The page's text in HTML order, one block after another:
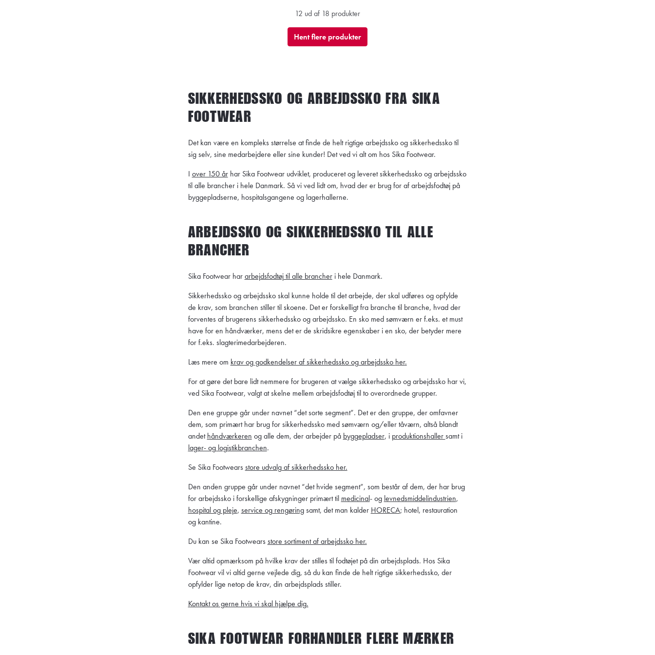
12 ud af 18 produkter
Hent flere produkter
SIKKERHEDSSKO OG ARBEJDSSKO FRA SIKA
FOOTWEAR
Det kan være en kompleks størrelse at finde de helt rigtige arbejdssko og sikkerhedssko til
sig selv, sine medarbejdere eller sine kunder! Det ved vi alt om hos Sika Footwear.
I over 150 århar Sika Footwear udviklet, produceret og leveret sikkerhedssko og arbejdssko
til alle brancher i hele Danmark. Så vi ved lidt om, hvad der er brug for af arbejdsfodtøj på
byggepladserne, hospitalsgangene og lagerhallerne.
ARBEJDSSKO OG SIKKERHEDSSKO TIL ALLE
BRANCHER
Sika Footwear hararbejdsfodtøj til alle brancheri hele Danmark.
Sikkerhedssko og arbejdssko skal kunne holde til det arbejde, der skal udføres og opfylde
de krav, som branchen stiller til skoene. Det er forskelligt fra branche til branche, hvad der
forventes af brugerens sikkerhedssko og arbejdssko. En sko med sømværn er f.eks. et must
have for en håndværker, mens det er de skridsikre egenskaber i en sko, der betyder mere
for f.eks. slagterimedarbejderen.
Læs mere om krav og godkendelser af sikkerhedssko og arbejdssko her.
For at gøre det bare lidt nemmere for brugeren at vælge sikkerhedssko og arbejdssko har vi,
ved Sika Footwear, valgt at skelne mellem arbejdsfodtøj til to overordnede grupper.
Den ene gruppe går under navnet “det sorte segment”. Det er den gruppe, der omfavner
dem, som primært har brug for sikkerhedssko med sømværn og/eller tåværn, altså blandt
andethåndværkeren og alle dem, der arbejder på byggepladser, i produktionshallersamt i
lager- og logistikbranchen.
Se Sika Footwearsstore udvalg af sikkerhedssko her.
Den anden gruppe går under navnet “det hvide segment”, som består af dem, der har brug
for arbejdssko i forskellige afskygninger primært til medicinal- og levnedsmiddelindustrien,
hospital og pleje, service og rengøringsamt, det man kalder HORECA; hotel, restauration
og kantine.
Du kan se Sika Footwearsstore sortiment af arbejdssko her.
Vær altid opmærksom på hvilke krav der stilles til fodtøjet på din arbejdsplads. Hos Sika
Footwear vil vi altid gerne vejlede dig, så du kan finde de helt rigtige sikkerhedssko, der
opfylder lige netop de krav, din arbejdsplads stiller.
Kontakt os gerne hvis vi skal hjælpe dig.
SIKA FOOTWEAR FORHANDLER FLERE MÆRKER